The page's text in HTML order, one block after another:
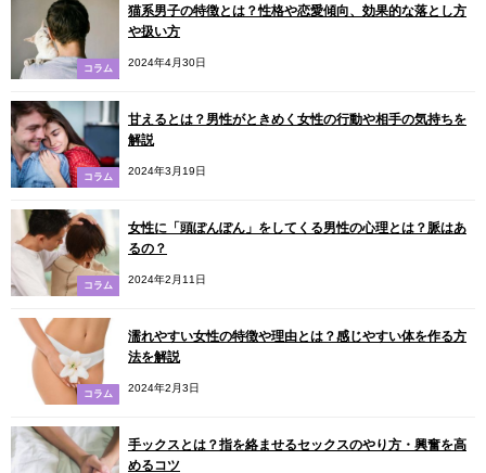
コラム
猫系男子の特徴とは？性格や恋愛傾向、効果的な落とし方
や扱い方
2024年4月30日
コラム
甘えるとは？男性がときめく女性の行動や相手の気持ちを
解説
2024年3月19日
コラム
女性に「頭ぽんぽん」をしてくる男性の心理とは？脈はあ
るの？
2024年2月11日
コラム
濡れやすい女性の特徴や理由とは？感じやすい体を作る方
法を解説
2024年2月3日
手ックスとは？指を絡ませるセックスのやり方・興奮を高
めるコツ